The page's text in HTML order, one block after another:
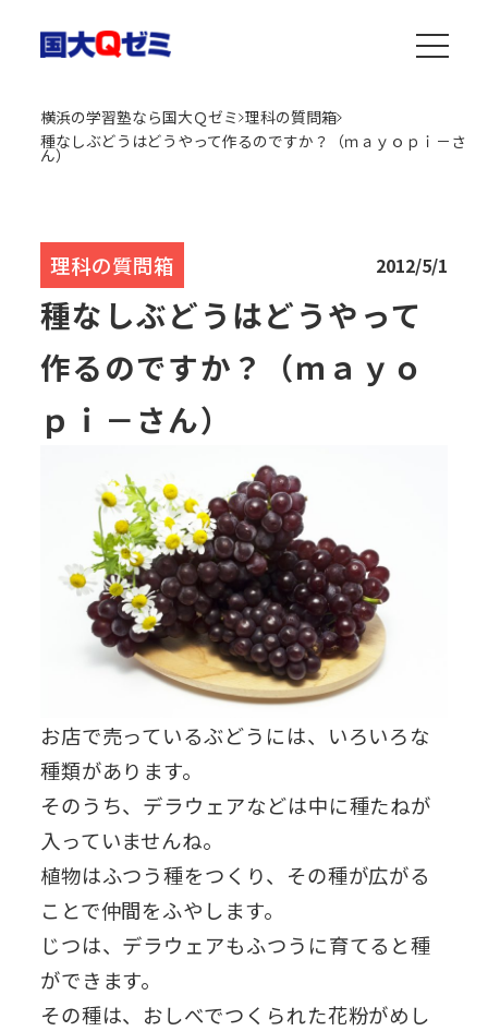
横浜の学習塾なら国大Ｑゼミ 理科の質問箱
種なしぶどうはどうやって作るのですか？（ｍａｙｏｐｉ－さ
ん）
理科の質問箱 2012/5/1
種なしぶどうはどうやって
作るのですか？（ｍａｙｏ
ｐｉ－さん）
お店で売っているぶどうには、いろいろな
種類があります。
そのうち、デラウェアなどは中に種たねが
入っていませんね。
植物はふつう種をつくり、その種が広がる
ことで仲間をふやします。
じつは、デラウェアもふつうに育てると種
ができます。
その種は、おしべでつくられた花粉がめし